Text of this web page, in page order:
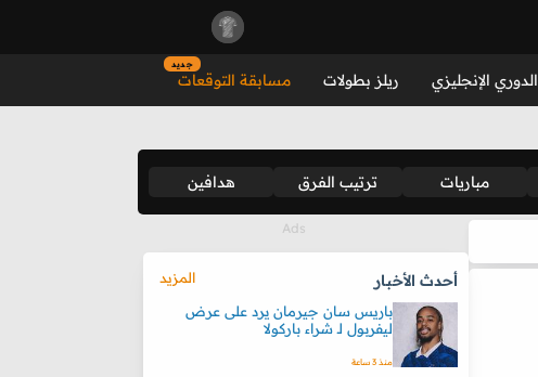
الدوري الإنجليزي ريلز بطولات مسابقة التوقعات
جديد
مباريات ترتيب الفرق هدافين
أحدث الأخبار
المزيد
باريس سان جيرمان يرد على عرض
ليفربول لـ شراء باركولا
منذ 3 ساعة